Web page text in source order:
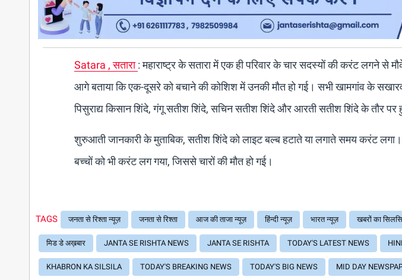
Satara , सतारा: महाराष्ट्र के सतारा में एक ही परिवार के चार सदस्यों की करंट लगने से
आगे बताया कि एक-दूसरे को बचाने की कोशिश में उनकी मौत हो गई। सभी खामगांव के
पिसुराद्य किसान शिंदे, गंगू सतीश शिंदे, सचिन सतीश शिंदे और आरती सतीश शिंदे के तौर पर
शुरुआती जानकारी के मुताबिक, सतीश शिंदे को लाइट बल्ब हटाते या लगाते समय करंट
बच्चों को भी करंट लग गया, जिससे चारों की मौत हो गई।
TAGS जनता से रिश्ता न्यूज़ जनता से रिश्ता आज की ताजा न्यूज़ हिंन्दी न्यूज़ भारत न्यूज़ खबरों का
मिड डे अख़बार JANTA SE RISHTA NEWS JANTA SE RISHTA TODAY'S LATEST NEWS
KHABRON KA SILSILA TODAY'S BREAKING NEWS TODAY'S BIG NEWS MID DAY